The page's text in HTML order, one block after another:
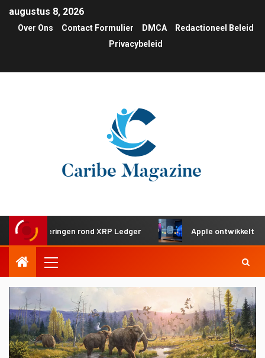
augustus 8, 2026
Over Ons Contact Formulier DMCA
Redactioneel Beleid
Privacybeleid
rond XRP Ledger Apple ontwikkelt gedeeld